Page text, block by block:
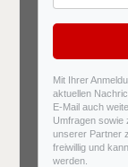
Mit Ihrer
aktuellen
E-Mail auch
Umfragen sowie
unserer Partner
freiwillig und
werden.